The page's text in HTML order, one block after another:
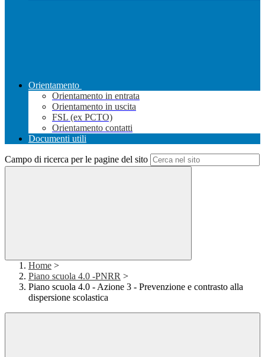
Orientamento
Orientamento in entrata
Orientamento in uscita
FSL (ex PCTO)
Orientamento contatti
Documenti utili
Campo di ricerca per le pagine del sito
Home >
Piano scuola 4.0 -PNRR >
Piano scuola 4.0 - Azione 3 - Prevenzione e contrasto alla
dispersione scolastica